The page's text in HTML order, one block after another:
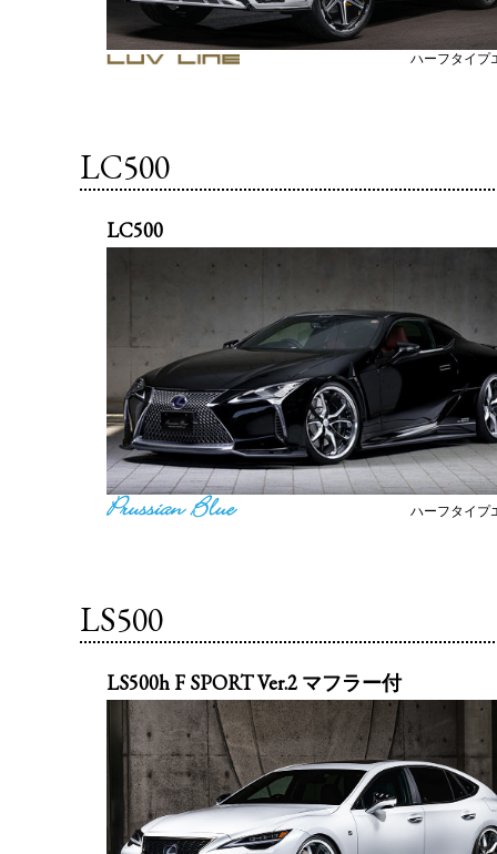
ハーフタイプ
LC500
LC500
ハーフタイプ
LS500
LS500h F SPORT Ver.2 マフラー付